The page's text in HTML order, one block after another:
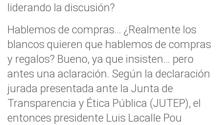
liderando la discusión?
Hablemos de compras… ¿Realmente los
blancos quieren que hablemos de compras
y regalos? Bueno, ya que insisten… pero
antes una aclaración. Según la declaración
jurada presentada ante la Junta de
Transparencia y Ética Pública (JUTEP), el
entonces presidente Luis Lacalle Pou